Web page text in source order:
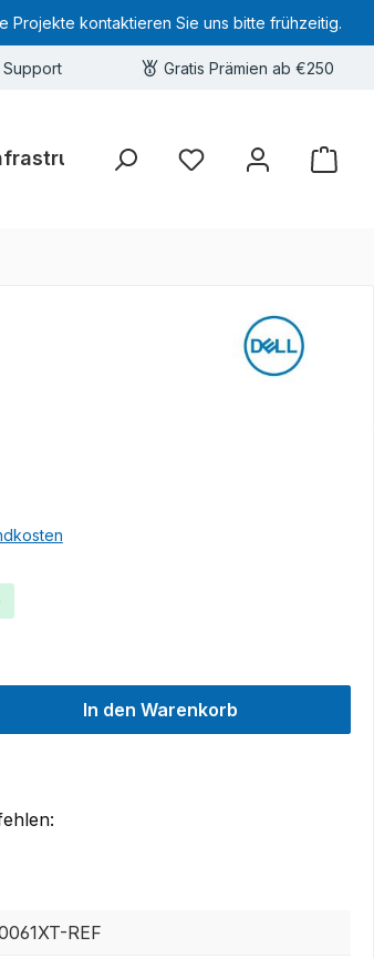
Projekte kontaktieren Sie uns bitte frühzeitig.
Support Gratis Prämien ab €250
Hardware-Deals
Sie haben 0 Produkte
Wert ein oder benutze die Schaltflächen um die
In den Warenkorb
REF